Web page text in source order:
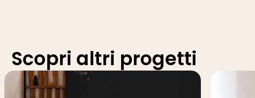
Scopri altri progetti